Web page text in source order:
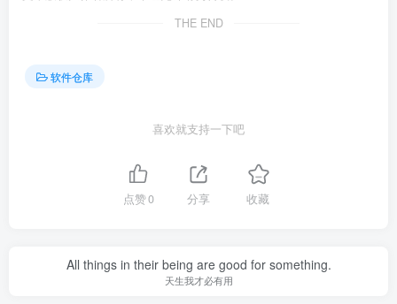
THE END
软件仓库
喜欢就支持一下吧
点赞0 分享 收藏
All things in their being are good for something.
天生我才必有用